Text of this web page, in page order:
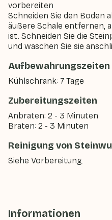
vorbereiten
Schneiden Sie den Boden
äußere Schale entfernen,
ist. Schneiden Sie die
und waschen Sie sie
Aufbewahrungszeiten
Kühlschrank: 7 Tage
Zubereitungszeiten
Anbraten: 2 - 3 Minuten
Braten: 2 - 3 Minuten
Reinigung von
Siehe Vorbereitung.
Informationen